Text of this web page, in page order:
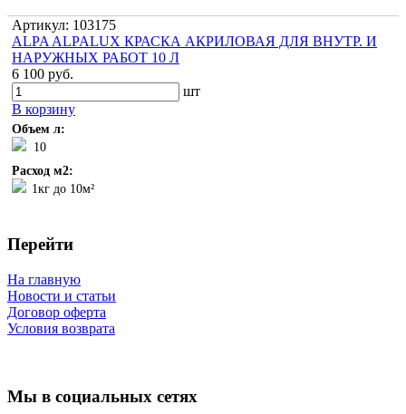
Артикул: 103175
ALPA ALPALUX КРАСКА АКРИЛОВАЯ ДЛЯ ВНУТР. И
НАРУЖНЫХ РАБОТ 10 Л
6 100 руб.
шт
В корзину
Объем л:
10
Расход м2:
1кг до 10м²
Перейти
На главную
Новости и статьи
Договор оферта
Условия возврата
Мы в социальных сетях